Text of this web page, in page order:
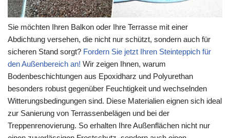
Sie möchten Ihren Balkon oder Ihre Terrasse mit einer
Abdichtung versehen, die nicht nur schützt, sondern auch für
sicheren Stand sorgt? Fordern Sie jetzt Ihren Steinteppich für
den Außenbereich an! Wir zeigen Ihnen, warum
Bodenbeschichtungen aus Epoxidharz und Polyurethan
besonders robust gegenüber Feuchtigkeit und wechselnden
Witterungsbedingungen sind. Diese Materialien eignen sich ideal
zur Sanierung von Terrassenbelägen und bei der
Treppenrenovierung. So erhalten Ihre Außenflächen nicht nur